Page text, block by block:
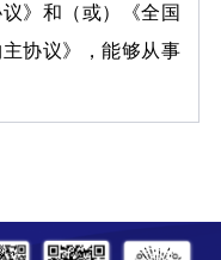
》和（或）《全国
协议》，能够从事